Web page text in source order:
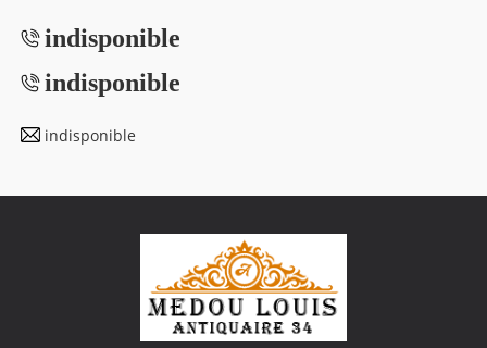
indisponible
indisponible
indisponible